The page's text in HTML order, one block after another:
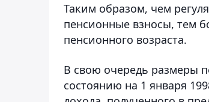
Таким образом, чем
пенсионные взносы, тем
пенсионного возраста.
В свою очередь размеры
состоянию на 1 января